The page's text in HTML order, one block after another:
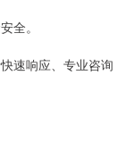
全。
速响应、专业咨询